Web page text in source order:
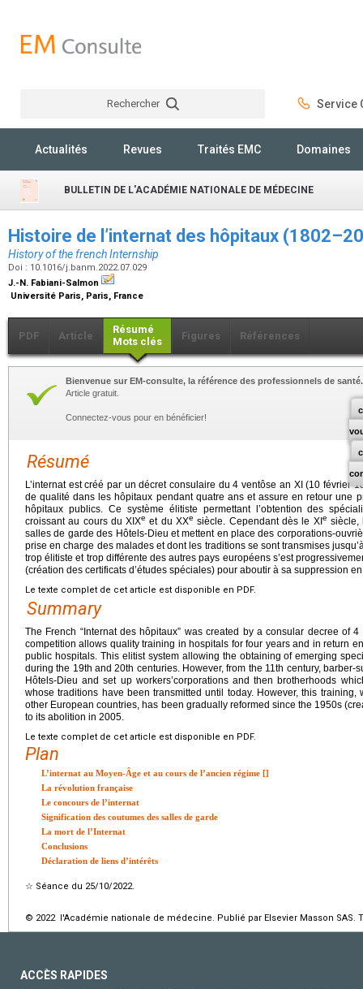
Rechercher Service
Actualités Revues Traités EMC Domaines
BULLETIN DE L'ACADÉMIE NATIONALE DE MÉDECINE
Histoire de l’internat des hôpitaux
History of the french Internship
Doi : 10.1016/j.banm.2022.07.029
J.-N. Fabiani-Salmon
Université Paris, Paris, France
PDF Article
Résumé
Mots clés
Figures Références
Bienvenue sur EM-consulte, la référence des professionnels de santé.
Article gratuit.
Connectez-vous pour en bénéficier!
Résumé
L’internat est créé par un décret consulaire du 4 ventôse an XI (10 février
de qualité dans les hôpitaux pendant quatre ans et assure en retour une
hôpitaux publics. Ce système élitiste permettant l’obtention des
croissant au cours du XIXe et du XXe siècle. Cependant dès le XIe siècle,
salles de garde des Hôtels-Dieu et mettent en place des corporations-
prise en charge des malades et dont les traditions se sont transmises
trop élitiste et trop différente des autres pays européens s’est
(création des certificats d’études spéciales) pour aboutir à sa suppression
Le texte complet de cet article est disponible en PDF.
Summary
The French “Internat des hôpitaux” was created by a consular decree of
competition allows quality training in hospitals for four years and in return
public hospitals. This elitist system allowing the obtaining of emerging
during the 19th and 20th centuries. However, from the 11th century, barber-
Hôtels-Dieu and set up workers’corporations and then brotherhoods
whose traditions have been transmitted until today. However, this
other European countries, has been gradually reformed since the 1950s
to its abolition in 2005.
Le texte complet de cet article est disponible en PDF.
Plan
L’internat au Moyen-Âge et au cours de l’ancien régime []
La révolution française
Le concours de l’internat
Signification des coutumes des salles de garde
La mort de l’Internat
Conclusions
Déclaration de liens d’intérêts
☆ Séance du 25/10/2022.
© 2022 l'Académie nationale de médecine. Publié par Elsevier Masson SAS.
ACCÈS RAPIDES